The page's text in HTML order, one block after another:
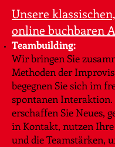
Unsere
online buchbaren
Teambuilding:
Wir bringen Sie
Methoden der
begegnen Sie sich im
spontanen Interaktion.
erschaffen Sie Neues,
in Kontakt, nutzen
und die Teamstärken,